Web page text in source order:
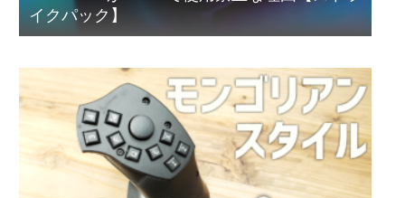
イクパック】